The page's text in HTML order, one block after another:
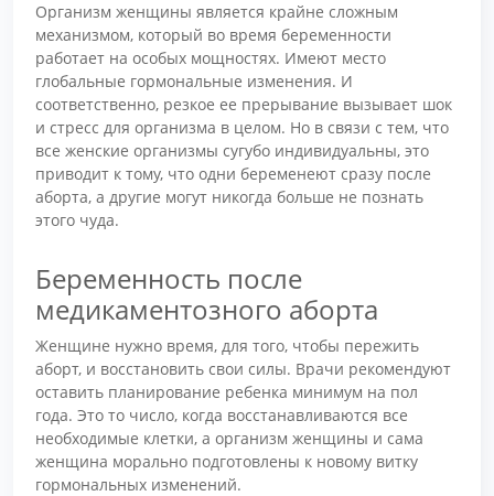
Организм женщины является крайне сложным
механизмом, который во время беременности
работает на особых мощностях. Имеют место
глобальные гормональные изменения. И
соответственно, резкое ее прерывание вызывает шок
и стресс для организма в целом. Но в связи с тем, что
все женские организмы сугубо индивидуальны, это
приводит к тому, что одни беременеют сразу после
аборта, а другие могут никогда больше не познать
этого чуда.
Беременность после
медикаментозного аборта
Женщине нужно время, для того, чтобы пережить
аборт, и восстановить свои силы. Врачи рекомендуют
оставить планирование ребенка минимум на пол
года. Это то число, когда восстанавливаются все
необходимые клетки, а организм женщины и сама
женщина морально подготовлены к новому витку
гормональных изменений.